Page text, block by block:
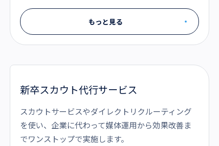
もっと見る
新卒スカウト代行サービス
スカウトサービスやダイレクトリクルーティング
を使い、企業に代わって媒体運用から効果改善ま
でワンストップで実施します。